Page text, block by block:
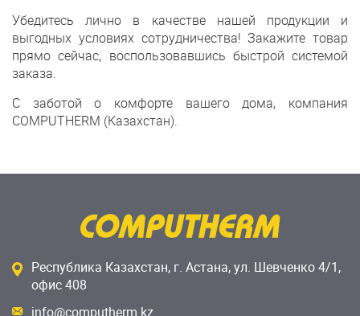
Убедитесь лично в качестве нашей продукции и
выгодных условиях сотрудничества! Закажите товар
прямо сейчас, воспользовавшись быстрой системой
заказа.
С заботой о комфорте вашего дома, компания
COMPUTHERM (Казахстан).
Республика Казахстан, г. Астана, ул. Шевченко 4/1,
офис 408
info@computherm.kz